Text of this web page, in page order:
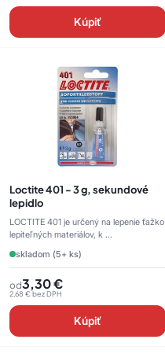
Kúpiť
Loctite 401 - 3 g, sekundové
lepidlo
LOCTITE 401 je určený na lepenie ťažko
lepiteľných materiálov, k ...
skladom (5+ ks)
od3,30€
2,68 €bez DPH
Kúpiť